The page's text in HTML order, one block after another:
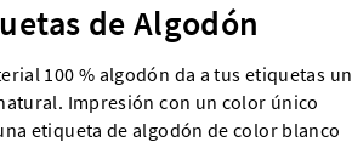
de Algodón
100 % algodón da a tus etiquetas un
Impresión con un color único
etiqueta de algodón de color blanco